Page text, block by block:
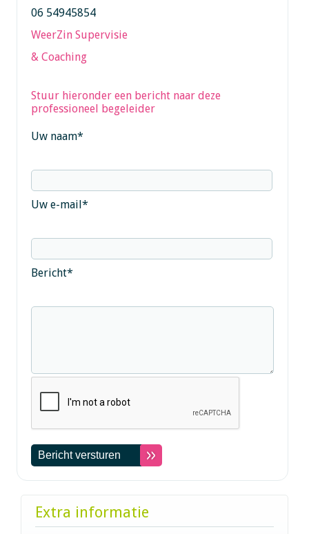
06 54945854
WeerZin Supervisie
& Coaching
Stuur hieronder een bericht naar deze
professioneel begeleider
Uw naam*
Uw e-mail*
Bericht*
Extra informatie